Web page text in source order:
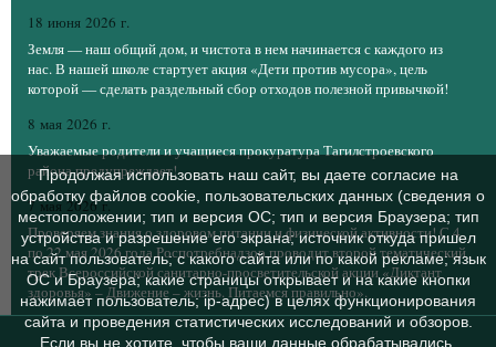
18 июня 2026 г.
Земля — наш общий дом, и чистота в нем начинается с каждого из
нас. В нашей школе стартует акция «Дети против мусора», цель
которой — сделать раздельный сбор отходов полезной привычкой!
8 мая 2026 г.
Уважаемые родители и учащиеся прокуратура Тагилстроевского
района предупреждает!
7 мая 2026 г.
Проверяем знания о здоровом питании и физической активности! С 4
по 22 мая 2026 года Роспотребнадзор проводит второй тематический
трек Всероссийской санитарно-просветительской акции «Диктант
здоровья» – Движение – жизнь. Питаемся правильно».
Продолжая использовать наш сайт, вы даете согласие на
обработку файлов cookie, пользовательских данных (сведения о
местоположении; тип и версия ОС; тип и версия Браузера; тип
устройства и разрешение его экрана; источник откуда пришел
на сайт пользователь; с какого сайта или по какой рекламе; язык
ОС и Браузера; какие страницы открывает и на какие кнопки
нажимает пользователь; ip-адрес) в целях функционирования
сайта и проведения статистических исследований и обзоров.
Если вы не хотите, чтобы ваши данные обрабатывались,